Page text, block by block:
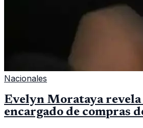
Nacionales
Evelyn Morataya revela
encargado de compras